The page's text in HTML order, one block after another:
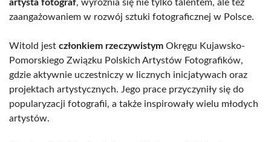
artysta fotograf, wyróżnia się nie tylko talentem, ale też
zaangażowaniem w rozwój sztuki fotograficznej w Polsce.
Witold jest członkiem rzeczywistym Okręgu Kujawsko-
Pomorskiego Związku Polskich Artystów Fotografików,
gdzie aktywnie uczestniczy w licznych inicjatywach oraz
projektach artystycznych. Jego prace przyczyniły się do
popularyzacji fotografii, a także inspirowały wielu młodych
artystów.